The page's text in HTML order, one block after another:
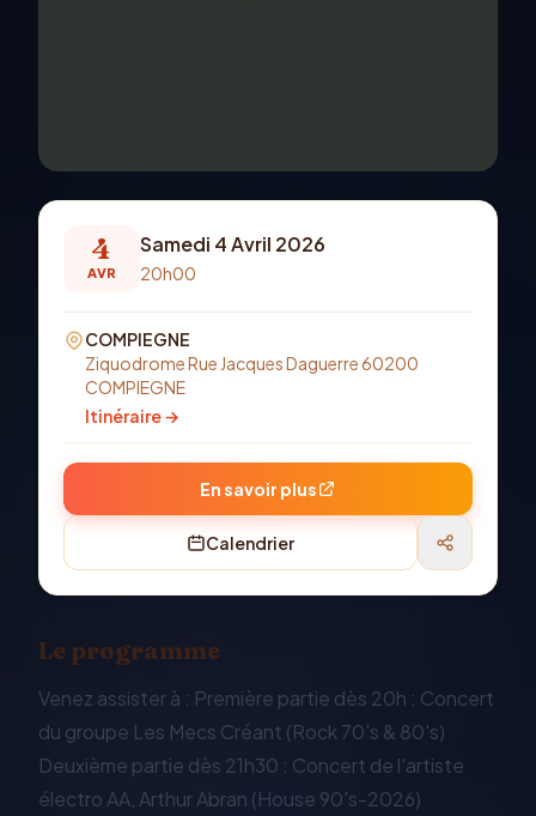
4
AVR
Samedi 4 Avril 2026
20h00
COMPIEGNE
Ziquodrome Rue Jacques Daguerre 60200
COMPIEGNE
Itinéraire →
En savoir plus
Calendrier
Le programme
Venez assister à : Première partie dès 20h : Concert
du groupe Les Mecs Créant (Rock 70's & 80's)
Deuxième partie dès 21h30 : Concert de l'artiste
électro AA, Arthur Abran (House 90's-2026)